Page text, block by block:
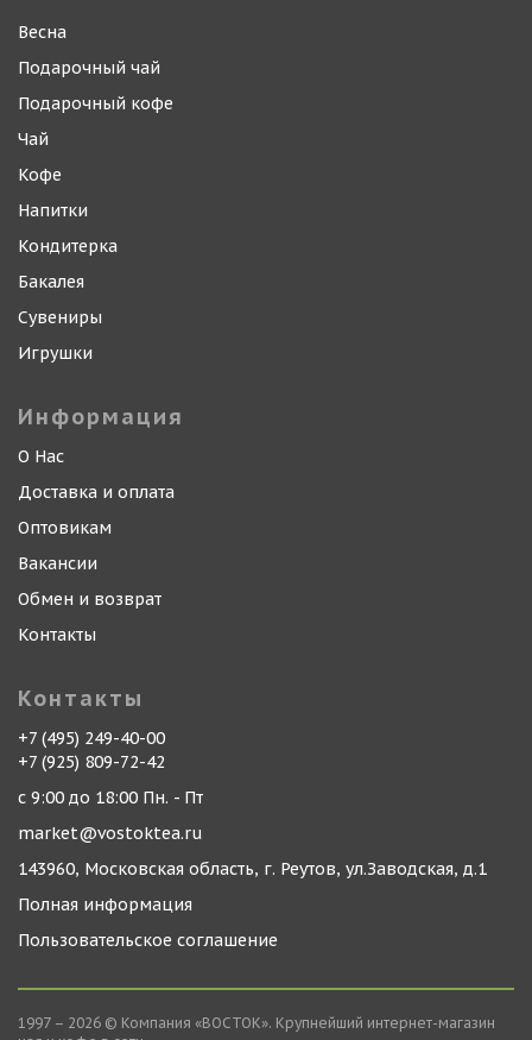
Весна
Подарочный чай
Подарочный кофе
Чай
Кофе
Напитки
Кондитерка
Бакалея
Сувениры
Игрушки
Информация
О Нас
Доставка и оплата
Оптовикам
Вакансии
Обмен и возврат
Контакты
Контакты
+7 (495) 249-40-00
+7 (925) 809-72-42
с 9:00 до 18:00 Пн. - Пт
market@vostoktea.ru
143960, Московская область, г. Реутов, ул.Заводская, д.1
Полная информация
Пользовательское соглашение
1997 – 2026 © Компания «ВОСТОК». Крупнейший интернет-магазин